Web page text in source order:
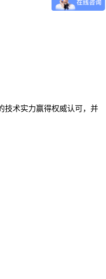
技术实力赢得权威认可，并